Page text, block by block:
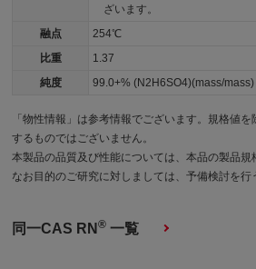
ざいます。
融点
254℃
比重
1.37
純度
99.0+% (N2H6SO4)(mass/mass)
「物性情報」は参考情報でございます。規格値
するものではございません。
本製品の品質及び性能については、本品の製品規
なお目的のご研究に対しましては、予備検討を行
同一CAS RN® 一覧